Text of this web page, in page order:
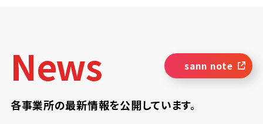
News sann note
各事業所の最新情報を公開しています。